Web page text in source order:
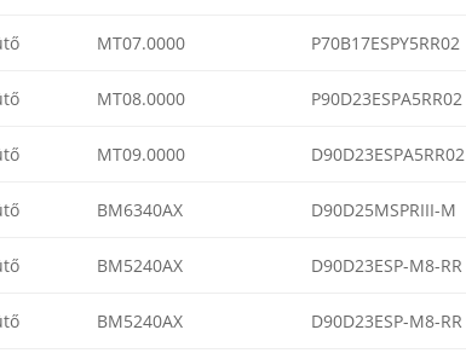
MT07.0000 P70B17ESPY5RR02
MT08.0000 P90D23ESPA5RR02
MT09.0000 D90D23ESPA5RR02
BM6340AX D90D25MSPRIII-M
BM5240AX D90D23ESP-M8-RR
BM5240AX D90D23ESP-M8-RR